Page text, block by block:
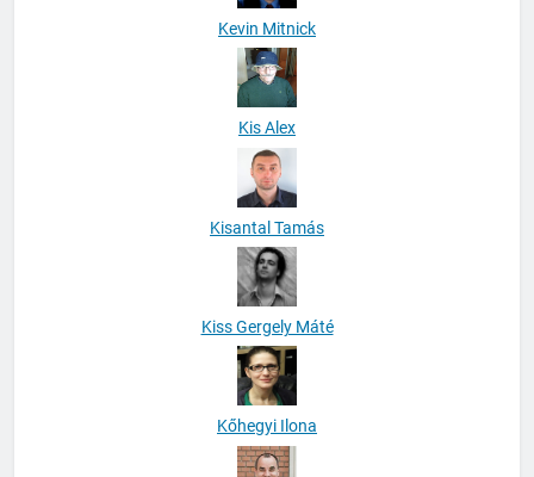
Kevin Mitnick
Kis Alex
Kisantal Tamás
Kiss Gergely Máté
Kőhegyi Ilona